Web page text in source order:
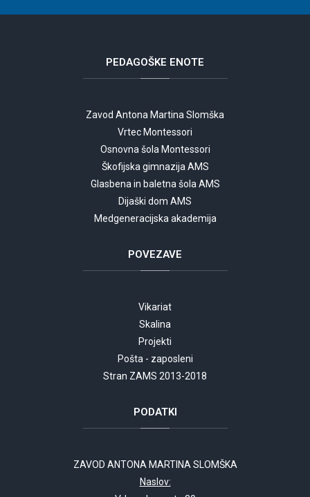
PEDAGOŠKE ENOTE
Zavod Antona Martina Slomška
Vrtec Montessori
Osnovna šola Montessori
Škofijska gimnazija AMS
Glasbena in baletna šola AMS
Dijaški dom AMS
Medgeneracijska akademija
POVEZAVE
Vikariat
Skalina
Projekti
Pošta - zaposleni
Stran ZAMS 2013-2018
PODATKI
ZAVOD ANTONA MARTINA SLOMŠKA
Naslov: